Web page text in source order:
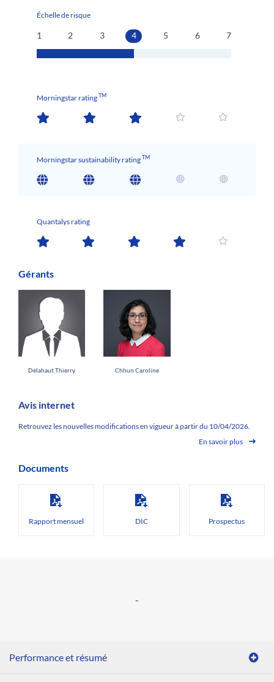
Échelle de risque
1 2 3 4 5 6 7
Morningstar ratingTM
Morningstar sustainability ratingTM
Quantalys rating
Gérants
Delahaut Thierry Chhun Caroline
Avis internet
Retrouvez les nouvelles modifications en vigueur à partir du 10/04/2026.
En savoir plus
Documents
Rapport mensuel DIC Prospectus
-
Performance et résumé